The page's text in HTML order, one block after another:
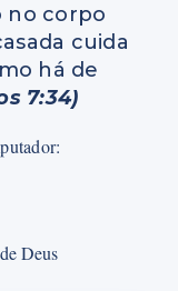
no corpo
cuida
há de
7:34)
Deus